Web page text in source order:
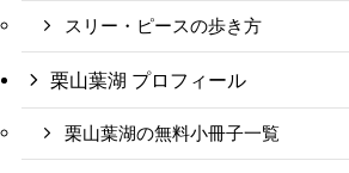
スリー・ピースの歩き方
栗山葉湖 プロフィール
栗山葉湖の無料小冊子一覧